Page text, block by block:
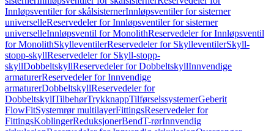
Innløpsventiler for skålsisternerInnløpsventiler for sisterner
universelleReservedeler for Innløpsventiler for sisterner
universelleInnløpsventil for MonolithReservedeler for Innløpsventil
for MonolithSkylleventilerReservedeler for SkylleventilerSkyll-
stopp-skyllReservedeler for Skyll-stopp-
skyllDobbeltskyllReservedeler for DobbeltskyllInnvendige
armaturerReservedeler for Innvendige
armaturerDobbeltskyllReservedeler for
DobbeltskyllTilbehørTrykknappTilførselssystemerGeberit
FlowFitSystemrør multilayerFittingsReservedeler for
FittingsKoblingerReduksjonerBendT-rørInnvendig